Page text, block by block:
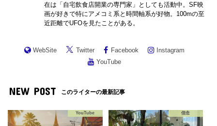
在は「自宅飲食店開業の専門家」としても活動中。SF映
画が好きで特にアメコミ系と時間軸系が好物。100mの至
近距離でUFOを見たことがある。
WebSite Twitter Facebook
Instagram
YouTube
NEW POST このライターの最新記事
YouTube 信念